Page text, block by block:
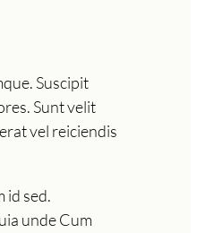
Suscipit
Sunt velit
vel reiciendis
id sed.
unde Cum